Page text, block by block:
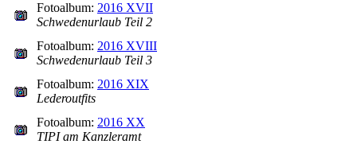
Fotoalbum: 2016 XVII
Schwedenurlaub Teil 2
Fotoalbum: 2016 XVIII
Schwedenurlaub Teil 3
Fotoalbum: 2016 XIX
Lederoutfits
Fotoalbum: 2016 XX
TIPI am Kanzleramt